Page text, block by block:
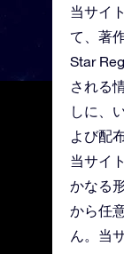
当サイ
て、著
Star
される
しに、
よび配
当サイ
かなる
から任
ん。当